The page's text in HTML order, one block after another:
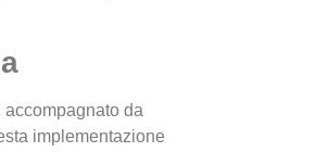
accompagnato da
implementazione